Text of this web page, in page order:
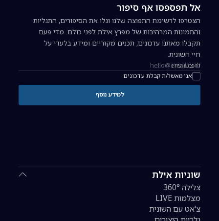
שוניות אילת
צלילה 360°
מצלמות LIVE
צ'אט עם השונית
אל תפספסו אף סיפור
הצטרפו לרשימת התפוצה שלנו וגלו את הסיפורים, התגליות
והתמונות המרהיבות של מפרץ אילת לפני כולם. מדי פעם
תקבלו מאתנו עדכונים, תכנים מקוריים ומידע בלעדי על
חיי השונית.
כתובת אימייל להרשמה לניוזלטר
אני מאשר/ת קבלת עדכונים
להצטרפות
למידע נוסף